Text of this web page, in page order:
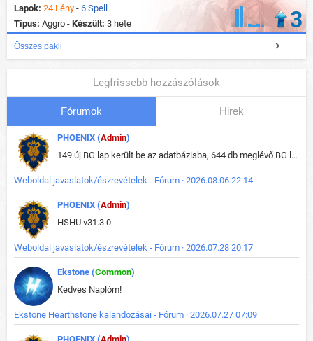
Lapok: 24 Lény - 6 Spell
Típus: Aggro - Készült: 3 hete 3
Összes pakli
Legfrissebb hozzászólások
Fórumok Hirek
PHOENIX (Admin)
149 új BG lap került be az adatbázisba, 644 db meglévő BG lap módosult, bekerültek az új képek a megváltozott lapokhoz is.
Weboldal javaslatok/észrevételek - Fórum · 2026.08.06 22:14
PHOENIX (Admin)
HSHU v31.3.0
Weboldal javaslatok/észrevételek - Fórum · 2026.07.28 20:17
Ekstone (Common)
Kedves Naplóm!
Ekstone Hearthstone kalandozásai - Fórum · 2026.07.27 07:09